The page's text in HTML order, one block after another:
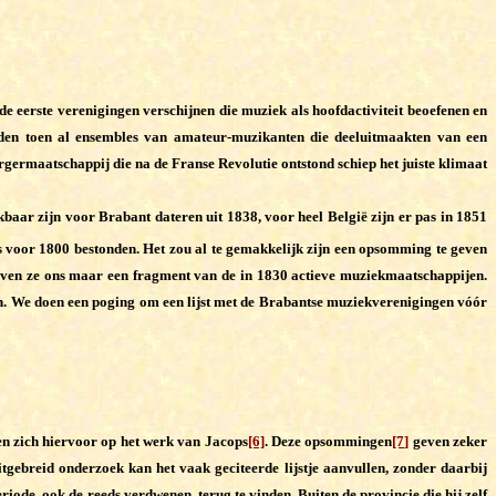
eerste verenigingen verschijnen die muziek als hoofdactiviteit beoefenen en
toen al ensembles van amateur-muzikanten die deeluitmaakten van een
die na de Franse Revolutie ontstond schiep het juiste klimaat
zijn voor Brabant dateren uit 1838, voor heel België zijn er pas in 1851
1800 bestonden. Het zou al te gemakkelijk zijn een opsomming te geven
ze ons maar een fragment van de in 1830 actieve muziekmaatschappijen.
doen een poging om een lijst met de Brabantse muziekverenigingen vóór
zich hiervoor op het werk van Jacops[6]. Deze opsommingen[7] geven zeker
onderzoek kan het vaak geciteerde lijstje aanvullen, zonder daarbij